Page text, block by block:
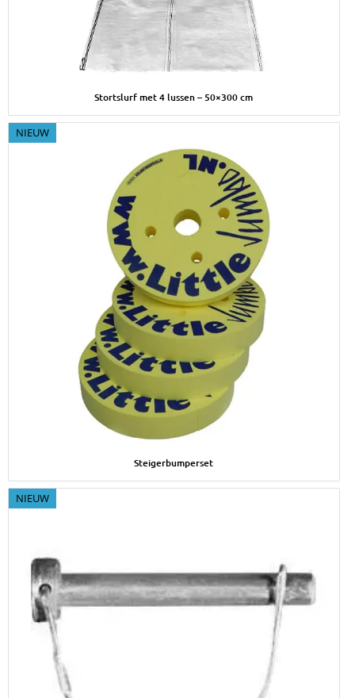
Stortslurf met 4 lussen – 50×300 cm
NIEUW
Steigerbumperset
NIEUW